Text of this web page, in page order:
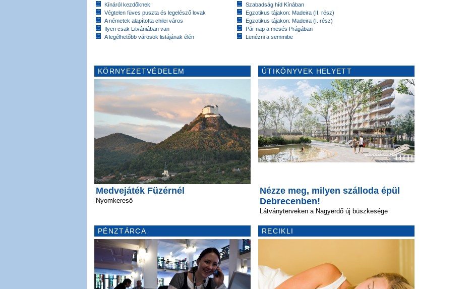
Kínáról kezdőknek
Végtelen füves puszta és legelésző lovak
A németek alapította chilei város
Ilyen csak Litvániában van
A legélhetőbb városok listájának élén
Szabadság híd Kínában
Egzotikus tájakon: Madeira (II. rész)
Egzotikus tájakon: Madeira (I. rész)
Pár nap a mesés Prágában
Lenézni a semmibe
KÖRNYEZETVÉDELEM
Medvejáték Füzérnél
Nyomkereső
PÉNZTÁRCA
ÚTIKÖNYVEK HELYETT
Nézze meg, milyen szálloda épül
Debrecenben!
Látványterveken a Nagyerdő új büszkesége
RECIKLI